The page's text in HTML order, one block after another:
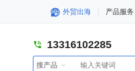
外贸出海 产品服务
13316102285
搜产品